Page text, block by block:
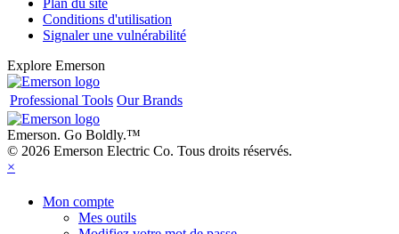
Plan du site
Conditions d'utilisation
Signaler une vulnérabilité
Explore Emerson
Professional Tools Our Brands
Emerson. Go Boldly.™
© 2026 Emerson Electric Co. Tous droits réservés.
×
Mon compte
Mes outils